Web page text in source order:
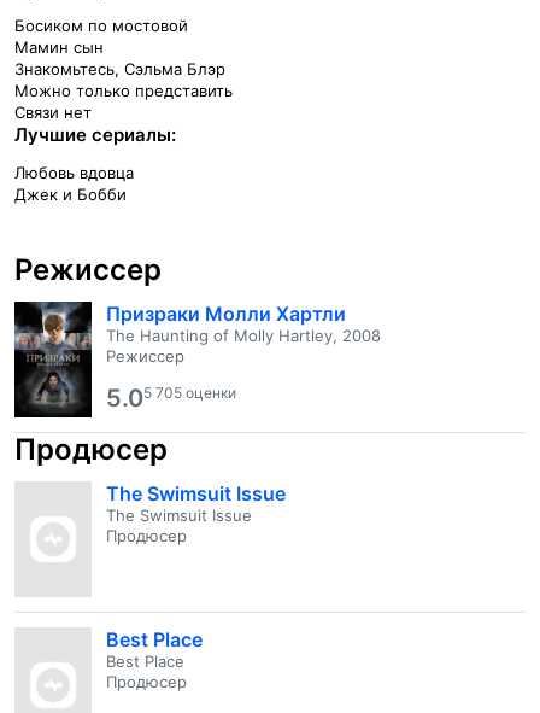
Босиком по мостовой
Мамин сын
Знакомьтесь, Сэльма Блэр
Можно только представить
Связи нет
Лучшие сериалы:
Любовь вдовца
Джек и Бобби
Режиссер
Призраки Молли Хартли
The Haunting of Molly Hartley, 2008
Режиссер
5.05 705 оценки
Продюсер
The Swimsuit Issue
The Swimsuit Issue
Продюсер
Best Place
Best Place
Продюсер